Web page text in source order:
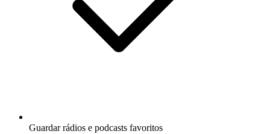
Guardar rádios e podcasts favoritos